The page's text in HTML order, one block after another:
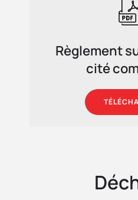
Règlement
cité